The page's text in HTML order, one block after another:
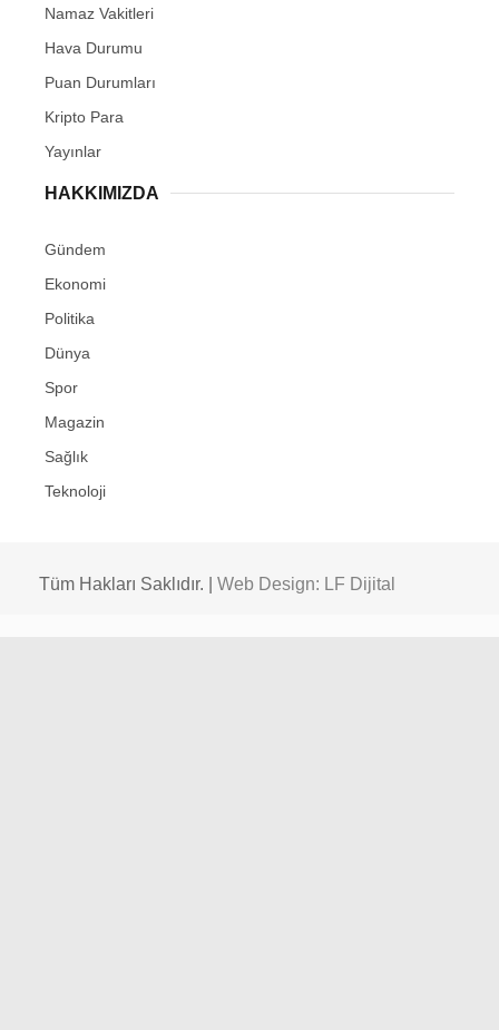
Namaz Vakitleri
Hava Durumu
Puan Durumları
Kripto Para
Yayınlar
HAKKIMIZDA
Gündem
Ekonomi
Politika
Dünya
Spor
Magazin
Sağlık
Teknoloji
Tüm Hakları Saklıdır. | Web Design: LF Dijital